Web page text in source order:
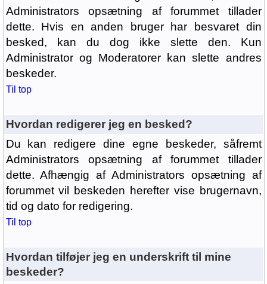
Administrators opsætning af forummet tillader
dette. Hvis en anden bruger har besvaret din
besked, kan du dog ikke slette den. Kun
Administrator og Moderatorer kan slette andres
beskeder.
Til top
Hvordan redigerer jeg en besked?
Du kan redigere dine egne beskeder, såfremt
Administrators opsætning af forummet tillader
dette. Afhængig af Administrators opsætning af
forummet vil beskeden herefter vise brugernavn,
tid og dato for redigering.
Til top
Hvordan tilføjer jeg en underskrift til mine
beskeder?